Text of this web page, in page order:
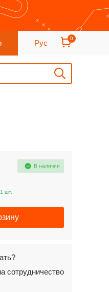
Рус
0
В наличии
1 шт.
сотрудничество